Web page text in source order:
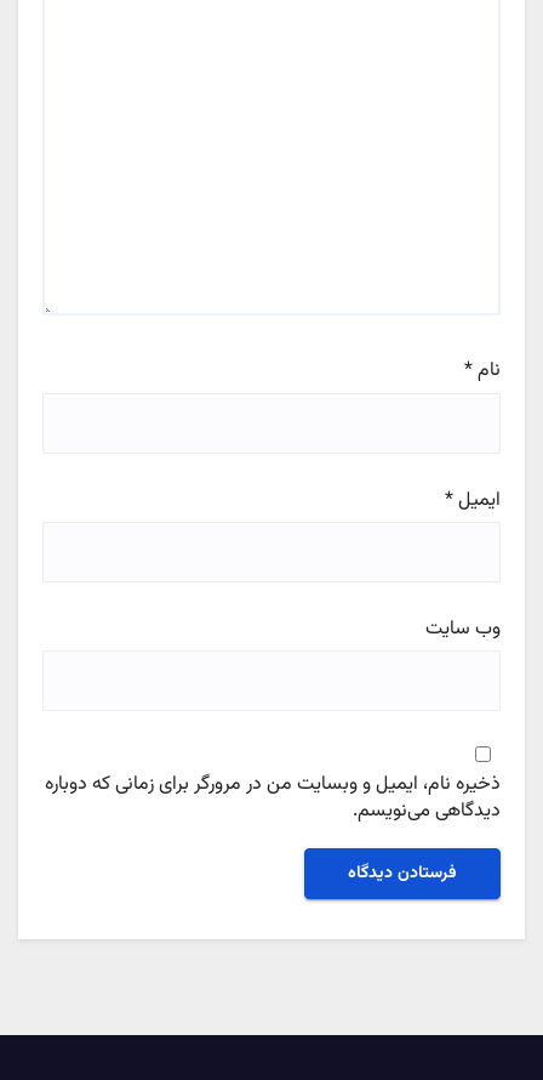
نام*
ایمیل*
وب‌ سایت
ذخیره نام، ایمیل و وبسایت من در مرورگر برای زمانی که دوباره
دیدگاهی می‌نویسم.